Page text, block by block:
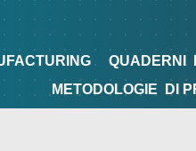
QUADERNI
METODOLOGIE
DI